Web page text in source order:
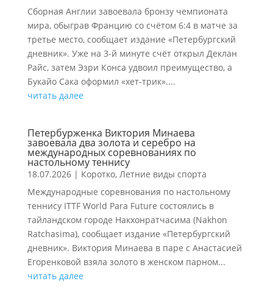
Сборная Англии завоевала бронзу чемпионата
мира, обыграв Францию со счётом 6:4 в матче за
третье место, сообщает издание «Петербургский
дневник». Уже на 3-й минуте счёт открыл Деклан
Райс, затем Эзри Конса удвоил преимущество, а
Букайо Сака оформил «хет-трик»....
читать далее
Петербурженка Виктория Минаева
завоевала два золота и серебро на
международных соревнованиях по
настольному теннису
18.07.2026| Коротко, Летние виды спорта
Международные соревнования по настольному
теннису ITTF World Para Future состоялись в
тайландском городе Накхонратчасима (Nakhon
Ratchasima), сообщает издание «Петербургский
дневник». Виктория Минаева в паре с Анастасией
Егоренковой взяла золото в женском парном...
читать далее